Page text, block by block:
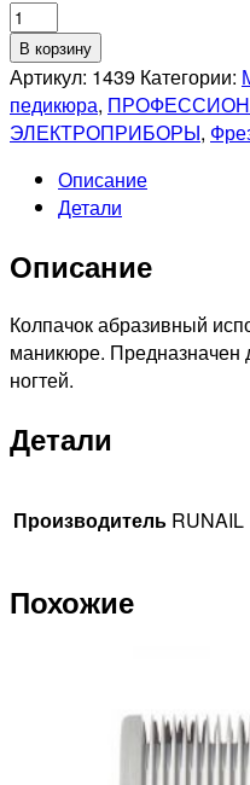
Количество
товара
RUNAIL
Колпачок
абразивный
120грит,
5шт
В корзину
Артикул: 1439 Категории:
педикюра,
ЭЛЕКТРОПРИБОРЫ,
Описание
Детали
Описание
Колпачок абразивный
маникюре. Предназначен
ногтей.
Детали
Производитель RUNAIL
Похожие